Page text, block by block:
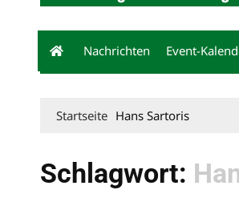
Nachrichten Event-
Startseite Hans Sartoris
Schlagwort: